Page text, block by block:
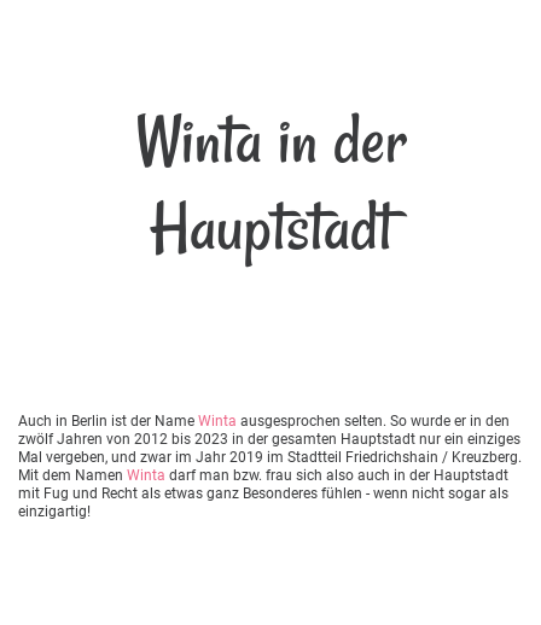
Winta in der
Hauptstadt
Auch in Berlin ist der Name Winta ausgesprochen selten. So wurde er in den
zwölf Jahren von 2012 bis 2023 in der gesamten Hauptstadt nur ein einziges
Mal vergeben, und zwar im Jahr 2019 im Stadtteil Friedrichshain / Kreuzberg.
Mit dem Namen Winta darf man bzw. frau sich also auch in der Hauptstadt
mit Fug und Recht als etwas ganz Besonderes fühlen - wenn nicht sogar als
einzigartig!